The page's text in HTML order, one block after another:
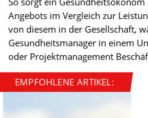
Angebots im Vergleich zur
von diesem in der Gesellschaft,
Gesundheitsmanager in einem
oder Projektmanagement
EMPFOHLENE ARTIKEL: